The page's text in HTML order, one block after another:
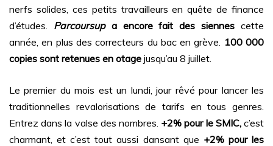
nerfs solides, ces petits travailleurs en quête de finance
d’études. Parcoursupa encore fait des siennes cette
année, en plus des correcteurs du bac en grève. 100 000
copies sont retenues en otage jusqu’au 8 juillet.
Le premier du mois est un lundi, jour rêvé pour lancer les
traditionnelles revalorisations de tarifs en tous genres.
Entrez dans la valse des nombres. +2% pour le SMIC,c’est
charmant, et c’est tout aussi dansant que +2% pour les